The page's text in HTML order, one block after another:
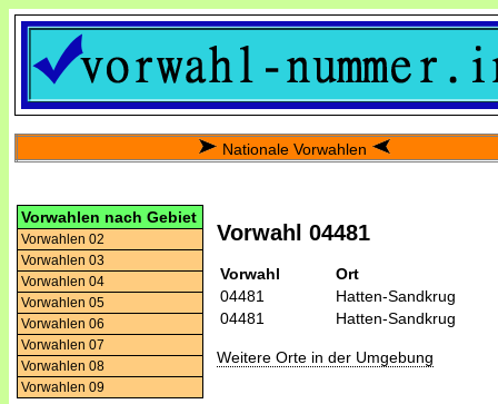
Nationale Vorwahlen
Vorwahlen nach Gebiet
Vorwahlen 02
Vorwahlen 03
Vorwahlen 04
Vorwahlen 05
Vorwahlen 06
Vorwahlen 07
Vorwahlen 08
Vorwahlen 09
Vorwahl 04481
Vorwahl
Ort
04481
Hatten-Sandkrug
04481
Hatten-Sandkrug
Weitere Orte in der Umgebung